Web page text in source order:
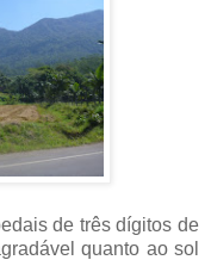
de três dígitos de
quanto ao sol